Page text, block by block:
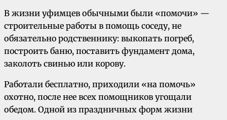
В жизни уфимцев обычными были «помочи» —
строительные работы в помощь соседу, не
обязательно родственнику: выкопать погреб,
построить баню, поставить фундамент дома,
заколоть свинью или корову.
Работали бесплатно, приходили «на помочь»
охотно, после нее всех помощников угощали
обедом. Одной из праздничных форм жизни